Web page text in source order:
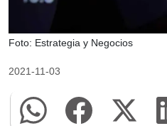
Foto: Estrategia y Negocios
2021-11-03